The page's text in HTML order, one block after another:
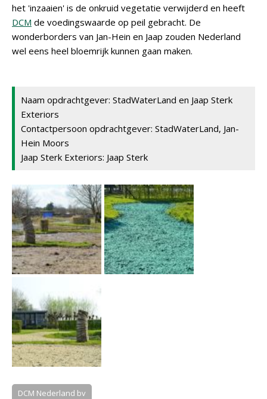
het 'inzaaien' is de onkruid vegetatie verwijderd en heeft
DCM de voedingswaarde op peil gebracht. De
wonderborders van Jan-Hein en Jaap zouden Nederland
wel eens heel bloemrijk kunnen gaan maken.
Naam opdrachtgever: StadWaterLand en Jaap Sterk
Exteriors
Contactpersoon opdrachtgever: StadWaterLand, Jan-
Hein Moors
Jaap Sterk Exteriors: Jaap Sterk
DCM Nederland bv